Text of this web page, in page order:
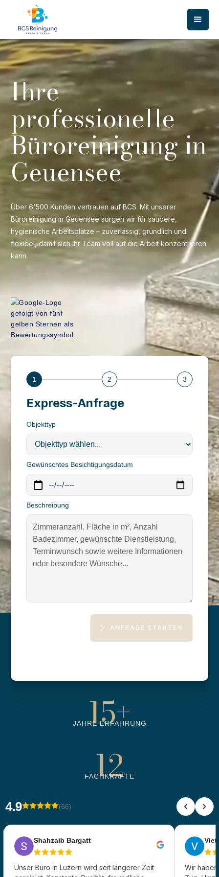
Ihre
professionelle
Büroreinigung in
Geuensee
Über 6'500 Kunden vertrauen auf BCS. Mit unserer
Büroreinigung in Geuensee sorgen wir für saubere,
hygienische Arbeitsplätze – zuverlässig, gründlich und
flexibel, damit sich Ihr Team voll auf die Arbeit konzentrieren
kann.
1 2 3
Express-Anfrage
Objekttyp
Gewünschtes Besichtigungsdatum
Beschreibung
ANFRAGE STARTEN
15+
JAHRE ERFAHRUNG
12
FACHKRÄFTE
4.9 (66)
Shahzaib Bargatt
Unser Büro in Luzern wird seit längerer Zeit
Viet
Wir